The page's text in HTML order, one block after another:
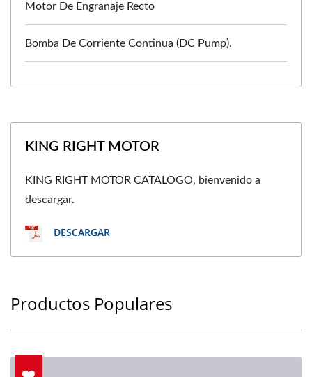
Motor De Engranaje Recto
Bomba De Corriente Continua (DC Pump).
KING RIGHT MOTOR
KING RIGHT MOTOR CATALOGO, bienvenido a
descargar.
DESCARGAR
Productos Populares